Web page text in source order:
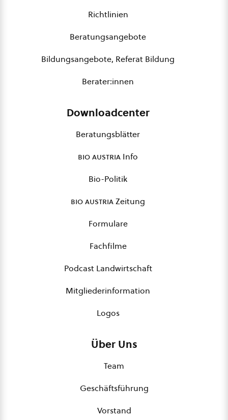
Richtlinien
Beratungsangebote
Bildungsangebote, Referat Bildung
Berater:innen
Downloadcenter
Beratungsblätter
bio austria Info
Bio-Politik
bio austriaZeitung
Formulare
Fachfilme
Podcast Landwirtschaft
Mitgliederinformation
Logos
Über Uns
Team
Geschäftsführung
Vorstand